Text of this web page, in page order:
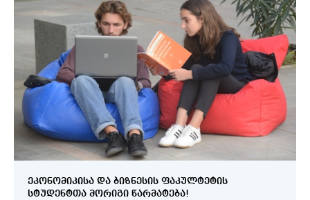
ᲔᲙᲝᲜᲝᲛᲘᲙᲘᲡᲐ ᲓᲐ ᲑᲘᲖᲜᲔᲡᲘᲡ ᲤᲐᲙᲣᲚᲢᲔᲢᲘᲡ
ᲡᲢᲣᲓᲔᲜᲢᲗᲐ ᲛᲝᲠᲘᲒᲘ ᲬᲐᲠᲛᲐᲢᲔᲑᲐ!